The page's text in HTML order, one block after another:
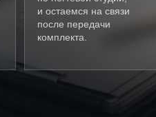
и остаемся на связи
после передачи
комплекта.